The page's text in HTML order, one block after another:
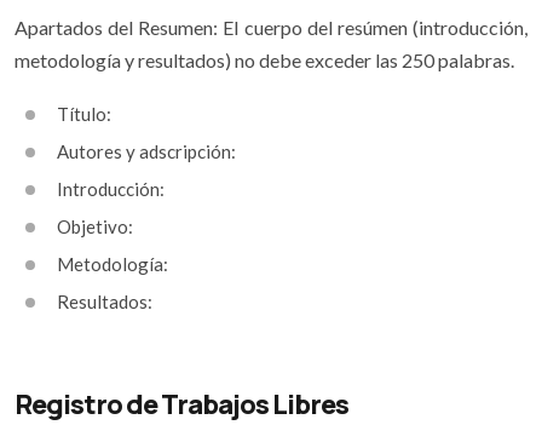
Apartados del Resumen: El cuerpo del resúmen (introducción,
metodología y resultados) no debe exceder las 250 palabras.
Título:
Autores y adscripción:
Introducción:
Objetivo:
Metodología:
Resultados:
Registro de Trabajos Libres